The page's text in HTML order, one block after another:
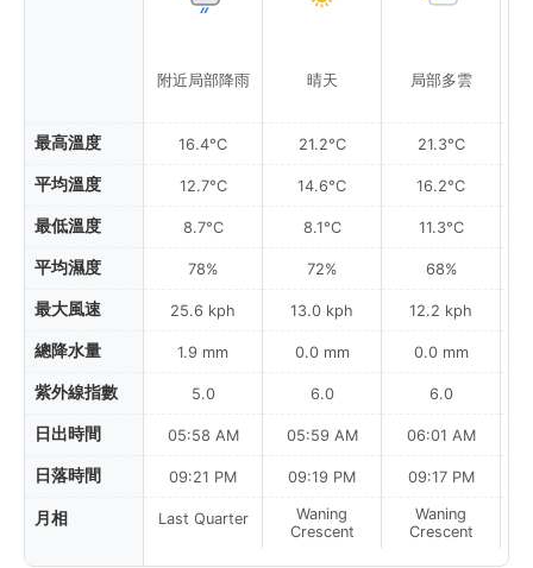
最高溫度
平均溫度
最低溫度
平均濕度
最大風速
總降水量
紫外線指數
日出時間
日落時間
月相
附近局部降雨
16.4°C
12.7°C
8.7°C
78%
25.6 kph
1.9 mm
5.0
05:58 AM
09:21 PM
Last Quarter
晴天
21.2°C
14.6°C
8.1°C
72%
13.0 kph
0.0 mm
6.0
05:59 AM
09:19 PM
Waning
Crescent
局部多雲
21.3°C
16.2°C
11.3°C
68%
12.2 kph
0.0 mm
6.0
06:01 AM
09:17 PM
Waning
Crescent